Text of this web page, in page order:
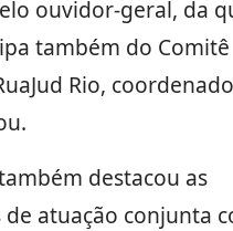
ouvidor-geral, da
também do Comitê
Rio,
destacou as
atuação conjunta